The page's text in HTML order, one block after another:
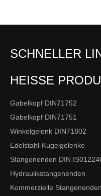
SCHNELLER
HEISSE
Gabelkopf DIN71752
Gabelkopf DIN71751
Winkelgelenk DIN71802
Edelstahl-Kugelgelenke
Stangenenden DIN
Hydraulikstangenenden
Kommerzielle Stangenenden